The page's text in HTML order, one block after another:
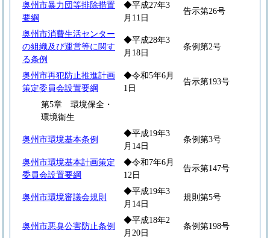
奥州市暴力団等排除措置
要綱
◆平成27年3
月11日
告示第26号
奥州市消費生活センター
の組織及び運営等に関す
る条例
◆平成28年3
月18日
条例第2号
奥州市再犯防止推進計画
策定委員会設置要綱
◆令和5年6月
1日
告示第193号
第5章 環境保全・
環境衛生
奥州市環境基本条例
◆平成19年3
月14日
条例第3号
奥州市環境基本計画策定
委員会設置要綱
◆令和7年6月
12日
告示第147号
奥州市環境審議会規則
◆平成19年3
月14日
規則第5号
奥州市悪臭公害防止条例
◆平成18年2
月20日
条例第198号